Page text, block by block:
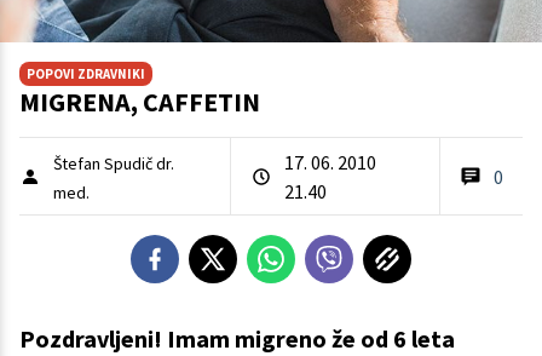
POPOVI ZDRAVNIKI
MIGRENA, CAFFETIN
Štefan Spudič dr.
med.
17. 06. 2010
21.40
0
Pozdravljeni! Imam migreno že od 6 leta